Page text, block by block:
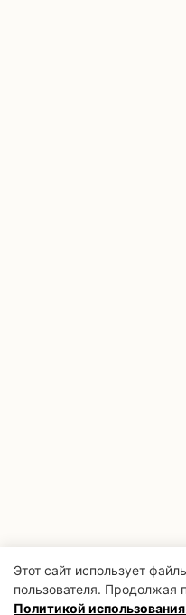
Этот сайт использует
пользователя. Продолжая
Политикой